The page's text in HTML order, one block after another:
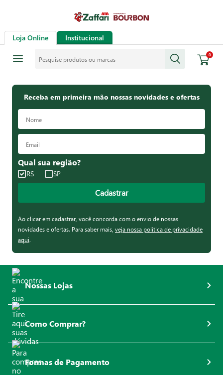
Loja Online Institucional
0
Receba em primeira mão nossas novidades e ofertas
Qual sua região?
RS SP
Cadastrar
Ao clicar em cadastrar, você concorda com o envio de nossas
novidades e ofertas. Para saber mais, veja nossa política de privacidade
aqui.
Nossas Lojas
Como Comprar?
Formas de Pagamento